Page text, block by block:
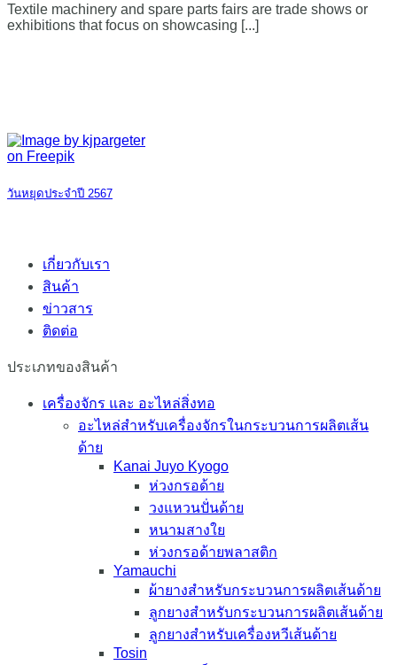
Textile machinery and spare parts fairs are trade shows or
exhibitions that focus on showcasing [...]
วันหยุดประจำปี 2567
เกี่ยวกับเรา
สินค้า
ข่าวสาร
ติดต่อ
ประเภทของสินค้า
เครื่องจักร และ อะไหล่สิ่งทอ
อะไหล่สำหรับเครื่องจักรในกระบวนการผลิตเส้น
ด้าย
Kanai Juyo Kyogo
ห่วงกรอด้าย
วงแหวนปั่นด้าย
หนามสางใย
ห่วงกรอด้ายพลาสติก
Yamauchi
ผ้ายางสำหรับกระบวนการผลิตเส้นด้าย
ลูกยางสำหรับกระบวนการผลิตเส้นด้าย
ลูกยางสำหรับเครื่องหวีเส้นด้าย
Tosin